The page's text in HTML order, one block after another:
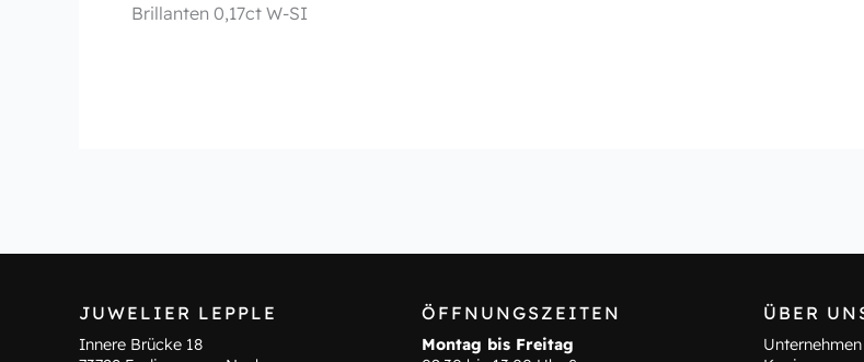
Brillanten 0,17ct W-SI
JUWELIER LEPPLE
Innere Brücke 18
ÖFFNUNGSZEITEN
Montag bis Freitag
ÜBER
Unternehmen